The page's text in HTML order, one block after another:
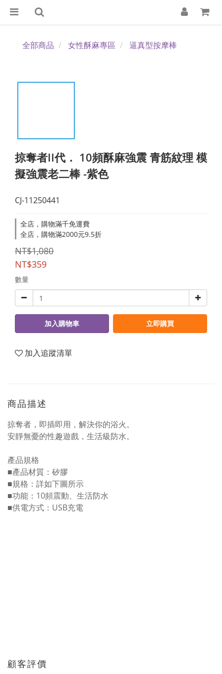
全部商品 女性酥麻專區 逼真型按摩棒
掠奪者II代． 10頻酥麻強震 青筋紋理 模
擬強震老二棒 -紫色
CJ-11250441
全店，購物滿千免運費
全店，購物滿2000元9.5折
NT$1,080
NT$359
數量
加入購物車 立即購買
加入追蹤清單
商品描述
掠奪者，即插即用，解決你的浴火。
安靜無憂的性趣遊戲，生活級防水。
產品規格
■產品材質：矽膠
■規格：詳如下圖所示
■功能：10頻震動、生活防水
■供電方式：USB充電
顧客評價